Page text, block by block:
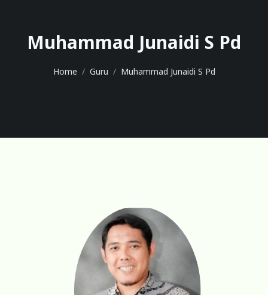
Muhammad Junaidi S Pd
Home Guru Muhammad Junaidi S Pd